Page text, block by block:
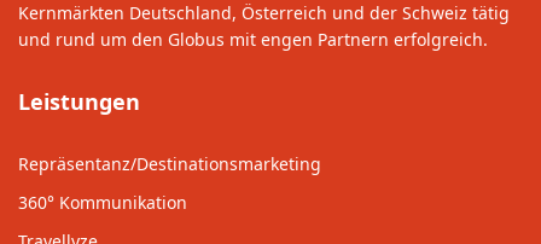
Kernmärkten Deutschland, Österreich und der Schweiz tätig
und rund um den Globus mit engen Partnern erfolgreich.
Leistungen
Repräsentanz/Destinationsmarketing
360° Kommunikation